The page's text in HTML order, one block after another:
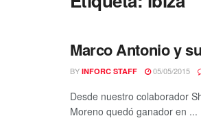
Marco Antonio y
BY INFORC STAFF 05/05/2015
Desde nuestro colaborador
Moreno quedó ganador en ...